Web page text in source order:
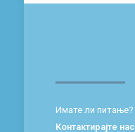
Имате ли питање?
Контактирајте нас